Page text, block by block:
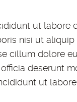
ut labore
nisi ut aliquip
cillum dolore eu
deserunt
ut